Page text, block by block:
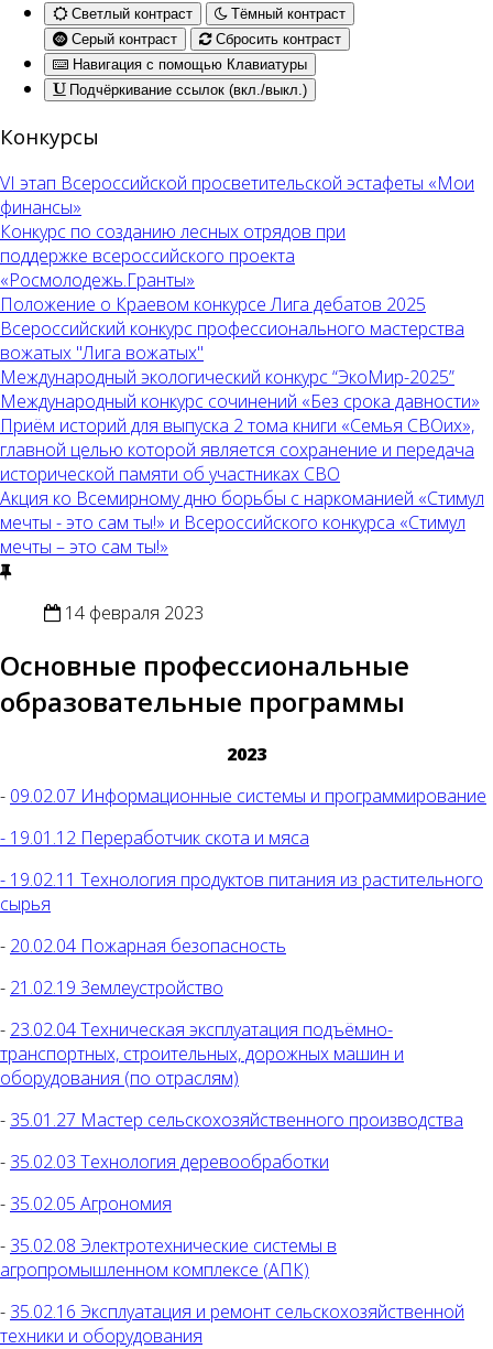
Светлый контраст
Тёмный контраст
Серый контраст
Сбросить контраст
Навигация с помощью Клавиатуры
Подчёркивание ссылок (вкл./выкл.)
Конкурсы
VI этап Всероссийской просветительской эстафеты «Мои
финансы»
Конкурс по созданию лесных отрядов при
поддержке всероссийского проекта
«Росмолодежь.Гранты»
Положение о Краевом конкурсе Лига дебатов 2025
Всероссийский конкурс профессионального мастерства
вожатых "Лига вожатых"
Международный экологический конкурс “ЭкоМир-2025”
Международный конкурс сочинений «Без срока давности»
Приём историй для выпуска 2 тома книги «Семья СВОих»,
главной целью которой является сохранение и передача
исторической памяти об участниках СВО
Акция ко Всемирному дню борьбы с наркоманией «Стимул
мечты - это сам ты!» и Всероссийского конкурса «Стимул
мечты – это сам ты!»
14 февраля 2023
Основные профессиональные
образовательные программы
2023
- 09.02.07 Информационные системы и программирование
- 19.01.12 Переработчик скота и мяса
- 19.02.11 Технология продуктов питания из растительного
сырья
- 20.02.04 Пожарная безопасность
- 21.02.19 Землеустройство
- 23.02.04 Техническая эксплуатация подъёмно-
транспортных, строительных, дорожных машин и
оборудования (по отраслям)
- 35.01.27 Мастер сельскохозяйственного производства
- 35.02.03 Технология деревообработки
- 35.02.05 Агрономия
- 35.02.08 Электротехнические системы в
агропромышленном комплексе (АПК)
- 35.02.16 Эксплуатация и ремонт сельскохозяйственной
техники и оборудования